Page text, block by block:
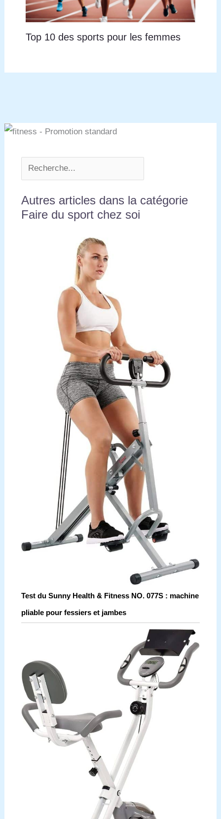
Top 10 des sports pour les femmes
Autres articles dans la catégorie
Faire du sport chez soi
Test du Sunny Health & Fitness NO. 077S : machine
pliable pour fessiers et jambes